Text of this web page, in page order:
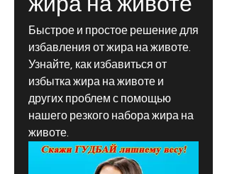
Быстрое и простое решение для
избавления от жира на животе.
Узнайте, как избавиться от
избытка жира на животе и
других проблем с помощью
нашего резкого набора жира на
животе.